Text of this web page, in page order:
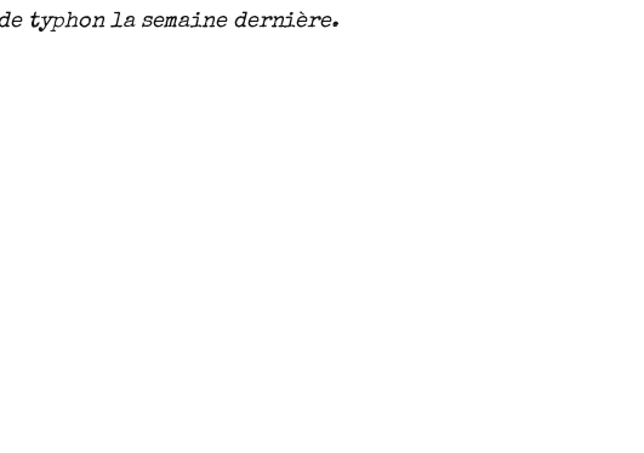
typhon la semaine dernière.